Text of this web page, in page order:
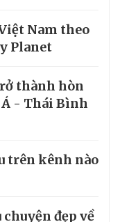
Nam theo
Planet
thành hòn
Á - Thái Bình
trên kênh nào
chuyện đẹp về